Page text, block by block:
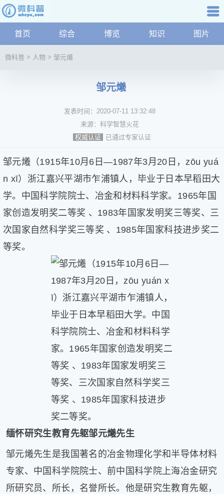
科普知识 航
首页 综合 博览 知识 图片
学
科
技
文
化
健
康
答
图
片
滚
动
微科普 > 人物 > 邹元爔
邹元爔
发表时间： 2020-07-11 13:32:48
来源： 科学智慧火花
权威认证
已通过专家认证
邹元爔（1915年10月6日—1987年3月20日，zōu yuá
n xī）浙江嘉兴平湖市乍浦镇人，毕业于日本早稻田大
学。中国科学院院士、冶金和材料科学家。1965年国
家创造发明奖二等奖 、1983年国家发明奖三等奖、三
次国家自然科学奖三等奖 、1985年国家科技进步奖二
等奖。
缅怀研究生教育先躯邹元爔先生
邹元爔先生是我国著名的冶金物理化学和半导体材料
专家、中国科学院院士、前中国科学院上海冶金研究
所研究员、所长，名誉所长。他是研究生教育先躯，